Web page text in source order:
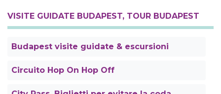
VISITE GUIDATE BUDAPEST, TOUR BUDAPEST
Budapest visite guidate & escursioni
Circuito Hop On Hop Off